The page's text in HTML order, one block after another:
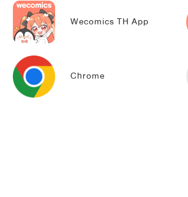
Wecomics TH App
Chrome
รอบกายคุณเ